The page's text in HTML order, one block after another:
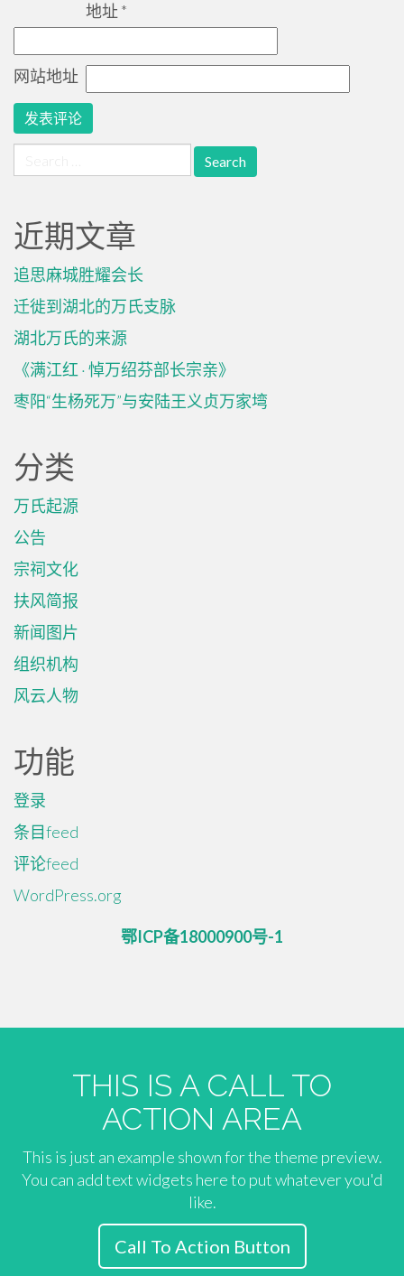
地址 *
网站地址
for:
近期文章
追思麻城胜耀会长
迁徙到湖北的万氏支脉
湖北万氏的来源
《满江红 · 悼万绍芬部长宗亲》
枣阳“生杨死万”与安陆王义贞万家塆
分类
万氏起源
公告
宗祠文化
扶风简报
新闻图片
组织机构
风云人物
功能
登录
条目feed
评论feed
WordPress.org
鄂ICP备18000900号-1
THIS IS A CALL TO
ACTION AREA
This is just an example shown for the theme preview.
You can add text widgets here to put whatever you'd
like.
Call To Action Button